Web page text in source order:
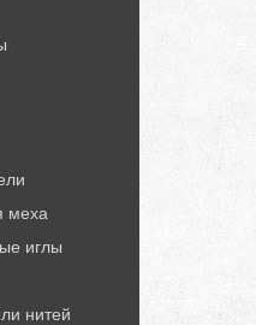
меха
иглы
нитей